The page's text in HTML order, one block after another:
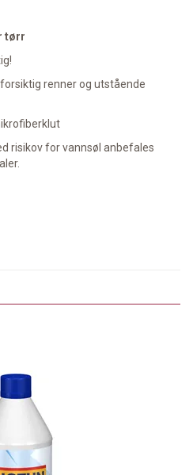
tørr
renner og utstående
risikov for vannsøl anbefales